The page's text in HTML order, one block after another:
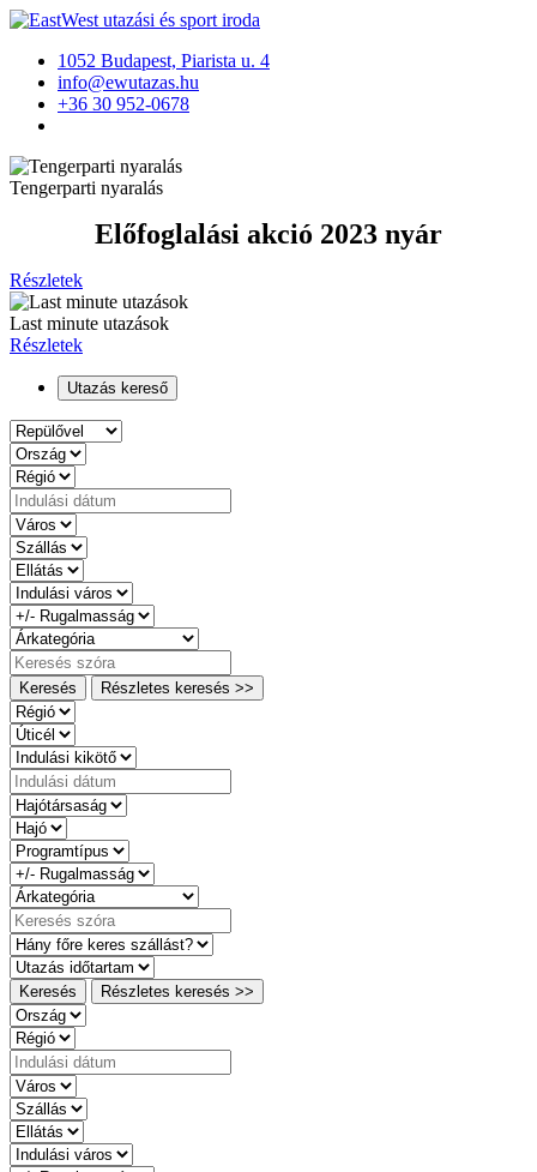
1052 Budapest, Piarista u. 4
info@ewutazas.hu
+36 30 952-0678
Tengerparti nyaralás
Előfoglalási akció 2023 nyár
Részletek
Last minute utazások
Részletek
Utazás kereső
Keresés Részletes keresés >>
Keresés Részletes keresés >>